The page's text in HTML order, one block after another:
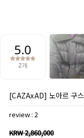
[CAZAxAD] 노아르 구
review : 2
KRW 2,860,000